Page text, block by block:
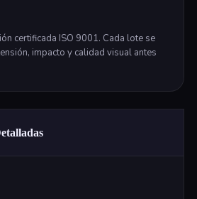
certificada ISO 9001. Cada lote se
impacto y calidad visual antes